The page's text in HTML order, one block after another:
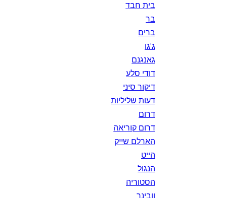
בית חבד
בר
ברים
ג'גו
גאנגנם
דודי סלע
דיקור סיני
דעות שליליות
דרום
דרום קוריאה
הארלם שייק
הייט
הנגול
הסטוריה
וובינר